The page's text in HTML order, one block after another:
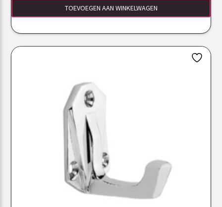
TOEVOEGEN AAN WINKELWAGEN